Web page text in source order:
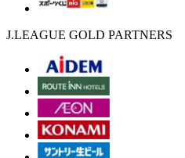
J.LEAGUE GOLD PARTNERS